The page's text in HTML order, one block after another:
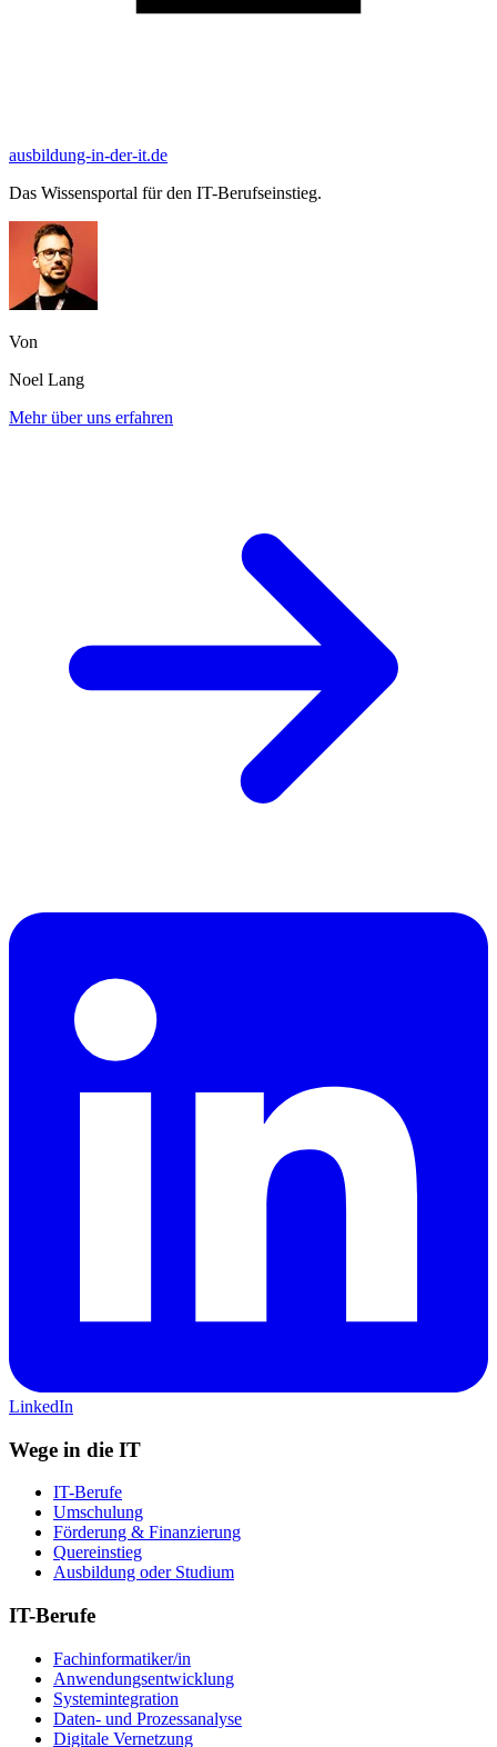
ausbildung-in-der-it.de
Das Wissensportal für den IT-Berufseinstieg.
Von
Noel Lang
Mehr über uns erfahren
LinkedIn
Wege in die IT
IT-Berufe
Umschulung
Förderung & Finanzierung
Quereinstieg
Ausbildung oder Studium
IT-Berufe
Fachinformatiker/in
Anwendungsentwicklung
Systemintegration
Daten- und Prozessanalyse
Digitale Vernetzung